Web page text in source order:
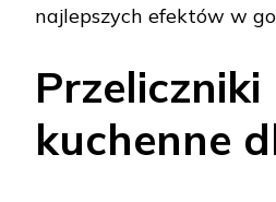
najlepszych efektów w
Przeliczniki
kuchenne